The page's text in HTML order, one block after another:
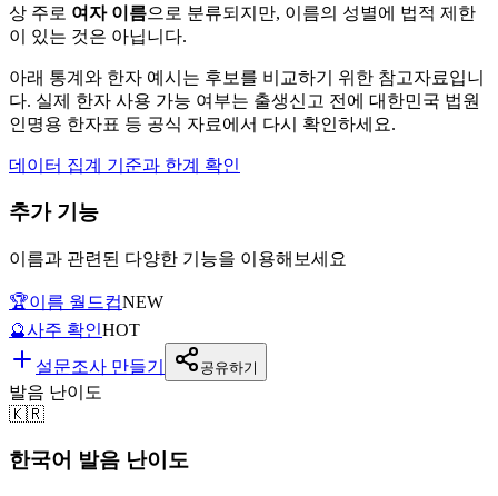
상 주로 여자이름으로 분류되지만, 이름의 성별에 법적 제한
이 있는 것은 아닙니다.
아래 통계와 한자 예시는 후보를 비교하기 위한 참고자료입니
다. 실제 한자 사용 가능 여부는 출생신고 전에 대한민국 법원
인명용 한자표 등 공식 자료에서 다시 확인하세요.
데이터 집계 기준과 한계 확인
추가 기능
이름과 관련된 다양한 기능을 이용해보세요
🏆이름 월드컵NEW
🔮사주 확인HOT
설문조사 만들기
공유하기
발음 난이도
🇰🇷
한국어 발음 난이도